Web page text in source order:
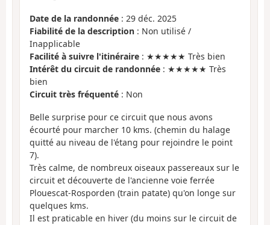
Date de la randonnée : 29 déc. 2025
Fiabilité de la description : Non utilisé /
Inapplicable
Facilité à suivre l'itinéraire : ★★★★★ Très bien
Intérêt du circuit de randonnée : ★★★★★ Très
bien
Circuit très fréquenté : Non
Belle surprise pour ce circuit que nous avons
écourté pour marcher 10 kms. (chemin du halage
quitté au niveau de l'étang pour rejoindre le point
7).
Très calme, de nombreux oiseaux passereaux sur le
circuit et découverte de l'ancienne voie ferrée
Plouescat-Rosporden (train patate) qu'on longe sur
quelques kms.
Il est praticable en hiver (du moins sur le circuit de